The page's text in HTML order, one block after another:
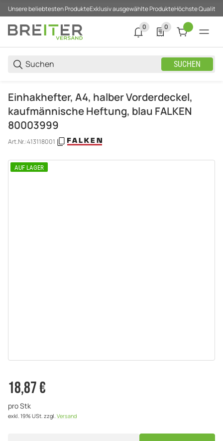
Unsere beliebtesten ProdukteExklusiv ausgewählte ProdukteHöchste Qualität
SUCHEN
0
0 neue Notifizierungen
0
0 Produkte in der
Einhakhefter, A4, halber Vorderdeckel,
kaufmännische Heftung, blau FALKEN
80003999
Art.Nr.:413118001
AUF LAGER
18,87 €
pro Stk
exkl. 19% USt. zzgl. Versand